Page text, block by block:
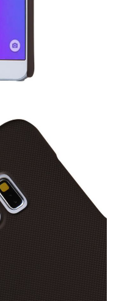
Chúng Tôi
vấn, chúng tôi sẽ phản
nhất